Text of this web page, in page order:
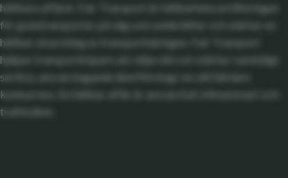
hållbara affärer. Fair Transport är hållbarhetscertifieringen
för godstransporter på väg som underlättar och stärker en
hållbar utveckling av transportnäringen. Fair Transport
hjälper transportköpare att välja rätt och stärker samtidigt
seriösa, ansvarstagande åkeriföretag i en allt hårdare
konkurrens. En hållbar affär är ansvarsfull, klimatsmart och
trafiksäker.